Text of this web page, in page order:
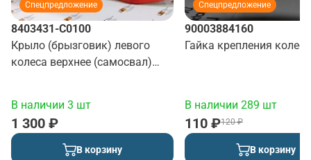
Спецпредложение
8403431-C0100
Крыло (брызговик) левого
колеса верхнее (самосвал)
В наличии 3 шт
1 300 ₽
В корзину
Спецпредложение
90003884160
Гайка крепления
В наличии 289 шт
120 ₽
110 ₽
В корзину